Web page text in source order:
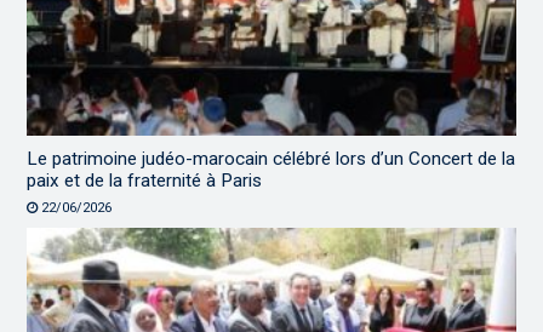
Le patrimoine judéo-marocain célébré lors d’un Concert de la
paix et de la fraternité à Paris
22/06/2026